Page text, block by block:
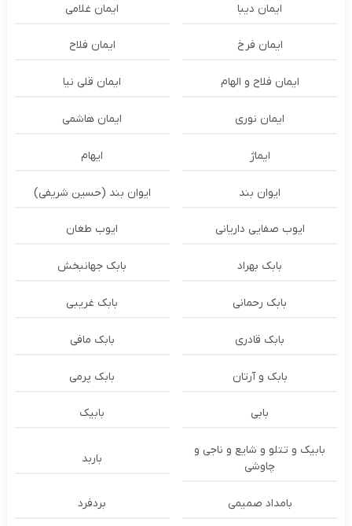
ایمان دیبا ایمان غلامی
ایمان فرخ ایمان فلاح
ایمان فلاح و الهام ایمان قلی نیا
ایمان نوری ایمان هاشمی
ایماژ ایهام
ایوان بند ایوان بند (حسین شریفی)
ایوب صفایی داریانی ایوب طغان
بابک بهراد بابک جهانبخش
بابک رحمانی بابک غریبی
بابک قادری بابک مافی
بابک و آرتان بابک پرمی
بابی بابیک
بابیک و تتلو و شایع و ناجی و
چاوشی
باربد
بامداد صمیمی بردفرد